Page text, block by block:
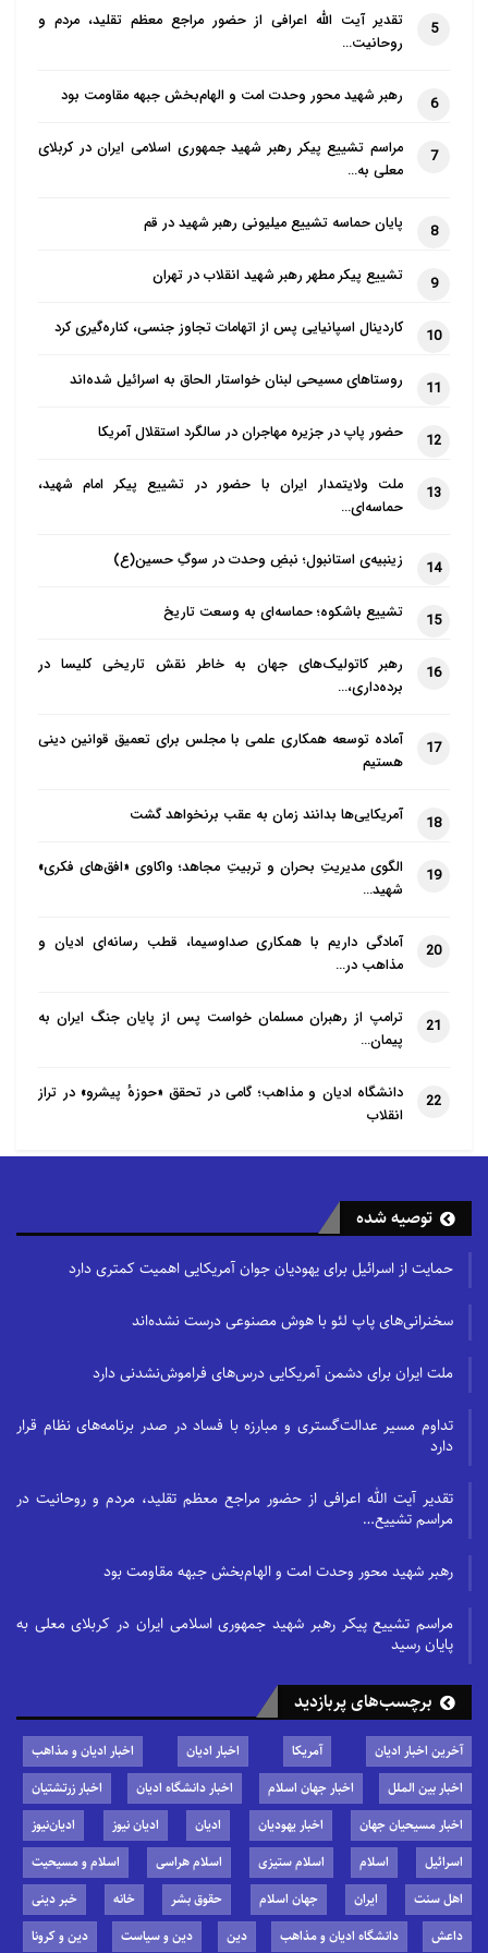
5
تقدیر آیت الله اعرافی از حضور مراجع معظم تقلید، مردم و
روحانیت…
6 رهبر شهید محور وحدت امت و الهام‌بخش جبهه مقاومت بود
7
مراسم تشییع پیکر رهبر شهید جمهوری اسلامی ایران در کربلای
معلی به…
8 پایان حماسه تشییع میلیونی رهبر شهید در قم
9 تشییع پیکر مطهر رهبر شهید انقلاب در تهران
10 کاردینال اسپانیایی پس از اتهامات تجاوز جنسی، کناره‌گیری کرد
11 روستاهای مسیحی لبنان خواستار الحاق به اسرائیل شده‌اند
12 حضور پاپ در جزیره مهاجران در سالگرد استقلال آمریکا
13
ملت ولایتمدار ایران با حضور در تشییع پیکر امام شهید،
حماسه‌ای…
14 زینبیه‌ی استانبول؛ نبضِ وحدت در سوگِ حسین(ع)
15 تشییع باشکوه؛ حماسه‌ای به وسعت تاریخ
16
رهبر کاتولیک‌های جهان به خاطر نقش تاریخی کلیسا در
برده‌داری،…
17
آماده توسعه همکاری علمی با مجلس برای تعمیق قوانین دینی
هستیم
18 آمریکایی‌ها بدانند زمان به عقب برنخواهد گشت
19
الگوی مدیریتِ بحران و تربیتِ مجاهد؛ واکاوی «افق‌های فکری»
شهید…
20
آمادگی داریم با همکاری صداوسیما، قطب رسانه‌ای ادیان و
مذاهب در…
21
ترامپ از رهبران مسلمان خواست پس از پایان جنگ ایران به
پیمان…
22
دانشگاه ادیان و مذاهب؛ گامی در تحقق «حوزهٔ پیشرو» در تراز
انقلاب
توصیه شده
حمایت از اسرائیل برای یهودیان جوان آمریکایی اهمیت کمتری دارد
سخنرانی‌های پاپ لئو با هوش مصنوعی درست نشده‌اند
ملت ایران برای دشمن آمریکایی درس‌های فراموش‌نشدنی دارد
تداوم مسیر عدالت‌گستری و مبارزه با فساد در صدر برنامه‌های نظام قرار
دارد
تقدیر آیت الله اعرافی از حضور مراجع معظم تقلید، مردم و روحانیت در
مراسم تشییع…
رهبر شهید محور وحدت امت و الهام‌بخش جبهه مقاومت بود
مراسم تشییع پیکر رهبر شهید جمهوری اسلامی ایران در کربلای معلی به
پایان رسید
برچسب‌های پربازدید
آخرین اخبار ادیان آمریکا اخبار ادیان
اخبار ادیان و مذاهب
اخبار بین الملل
اخبار جهان اسلام اخبار دانشگاه ادیان
اخبار زرتشتیان
اخبار مسیحیان جهان
اخبار یهودیان ادیان ادیان نیوز
ادیان‌نیوز
اسرائیل
اسلام اسلام ستیزی اسلام هراسی
اسلام و مسیحیت
اهل سنت
ایران جهان اسلام حقوق بشر خانه
خبر دینی
داعش
دانشگاه ادیان و مذاهب دین دین و سیاست دین و کرونا